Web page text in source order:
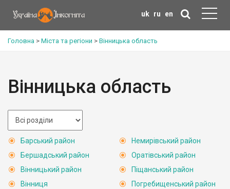
uk ru en
Головна > Міста та регіони > Вінницька область
Вінницька область
Барський район
Бершадський район
Вінницький район
Вінниця
Немирівський район
Оратівський район
Піщанський район
Погребищенський район